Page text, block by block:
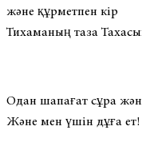
және құрметпен кір
Тихаманың таза
Одан шапағат сұра
Және мен үшін дұға ет!